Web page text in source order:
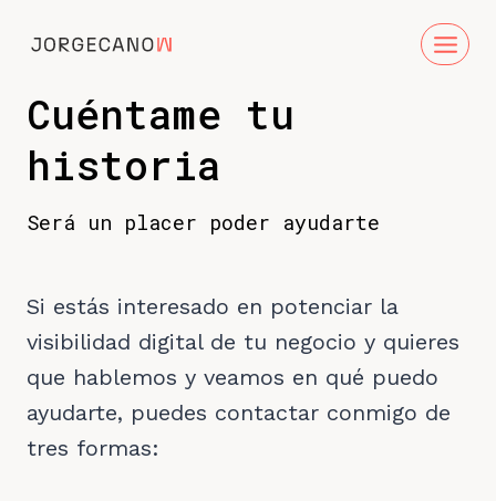
Cuéntame tu
historia
Será un placer poder ayudarte
Si estás interesado en potenciar la
visibilidad digital de tu negocio y quieres
que hablemos y veamos en qué puedo
ayudarte, puedes contactar conmigo de
tres formas: